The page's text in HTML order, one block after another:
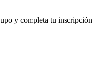
y completa tu inscripción